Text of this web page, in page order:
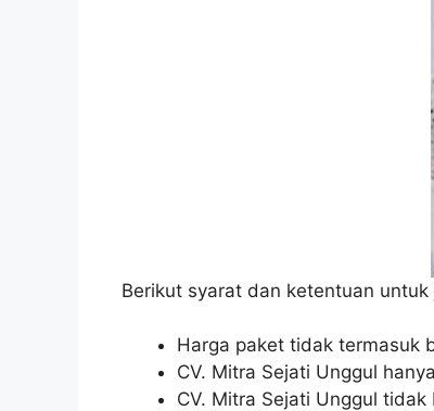
Berikut syarat dan ketentuan
Harga paket tidak termasuk
CV. Mitra Sejati Unggul
CV. Mitra Sejati Unggul